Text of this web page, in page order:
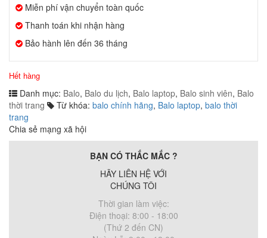
Miễn phí vận chuyển toàn quốc
Thanh toán khi nhận hàng
Bảo hành lên đến 36 tháng
Hết hàng
Danh mục: Balo, Balo du lịch, Balo laptop, Balo sinh viên, Balo
thời trang
Từ khóa: balo chính hãng, Balo laptop, balo thời
trang
Chia sẻ mạng xã hội
BẠN CÓ THẮC MẮC ?
HÃY LIÊN HỆ VỚI
CHÚNG TÔI
Thời gian làm việc:
Điện thoại: 8:00 - 18:00
(Thứ 2 đến CN)